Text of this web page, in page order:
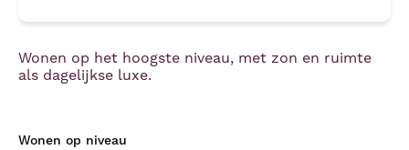
Wonen op het hoogste niveau, met zon en ruimte
als dagelijkse luxe.
Wonen op niveau